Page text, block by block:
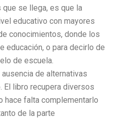
se llega, es que la
educativo con mayores
conocimientos, donde los
educación, o para decirlo de
de escuela.
de alternativas
El libro recupera diversos
hace falta complementarlo
de la parte